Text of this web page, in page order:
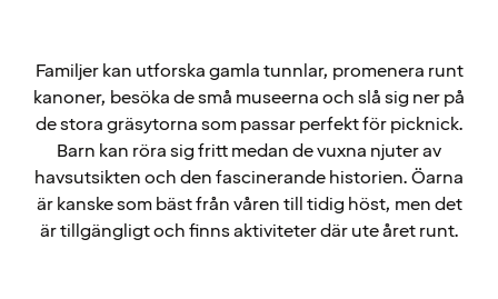
Familjer kan utforska gamla tunnlar, promenera runt
kanoner, besöka de små museerna och slå sig ner på
de stora gräsytorna som passar perfekt för picknick.
Barn kan röra sig fritt medan de vuxna njuter av
havsutsikten och den fascinerande historien. Öarna
är kanske som bäst från våren till tidig höst, men det
är tillgängligt och finns aktiviteter där ute året runt.